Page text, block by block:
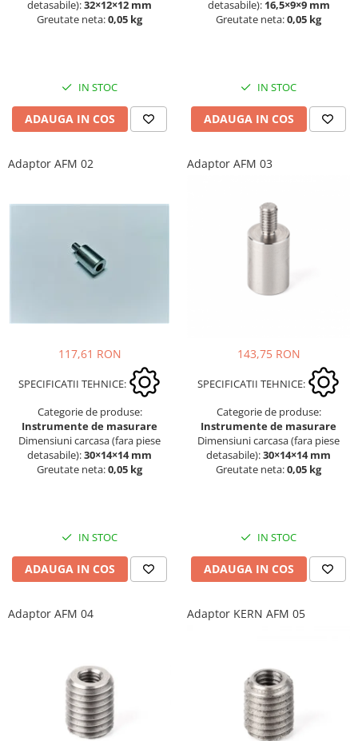
detasabile):32×12×12 mm
Greutate neta:0,05 kg
IN STOC
ADAUGA IN COS
detasabile): 16,5×9×9 mm
Greutate neta:0,05 kg
IN STOC
ADAUGA IN COS
Adaptor AFM 02
117,61 RON
SPECIFICATII TEHNICE:
Categorie de produse:
Instrumente de masurare
Dimensiuni carcasa (fara piese
detasabile):30×14×14 mm
Greutate neta:0,05 kg
IN STOC
ADAUGA IN COS
Adaptor AFM 03
143,75 RON
SPECIFICATII TEHNICE:
Categorie de produse:
Instrumente de masurare
Dimensiuni carcasa (fara piese
detasabile):30×14×14 mm
Greutate neta:0,05 kg
IN STOC
ADAUGA IN COS
Adaptor AFM 04 Adaptor KERN AFM 05